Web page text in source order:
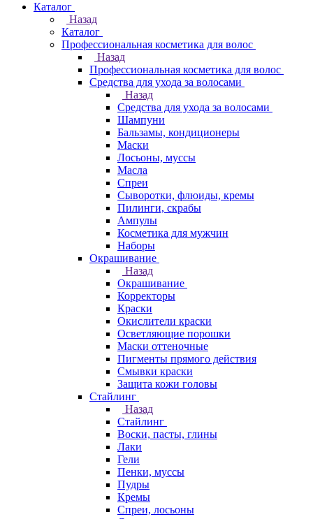
Каталог
Назад
Каталог
Профессиональная косметика для волос
Назад
Профессиональная косметика для волос
Средства для ухода за волосами
Назад
Средства для ухода за волосами
Шампуни
Бальзамы, кондиционеры
Маски
Лосьоны, муссы
Масла
Спреи
Сыворотки, флюиды, кремы
Пилинги, скрабы
Ампулы
Косметика для мужчин
Наборы
Окрашивание
Назад
Окрашивание
Корректоры
Краски
Окислители краски
Осветляющие порошки
Маски оттеночные
Пигменты прямого действия
Смывки краски
Защита кожи головы
Стайлинг
Назад
Стайлинг
Воски, пасты, глины
Лаки
Гели
Пенки, муссы
Пудры
Кремы
Спреи, лосьоны